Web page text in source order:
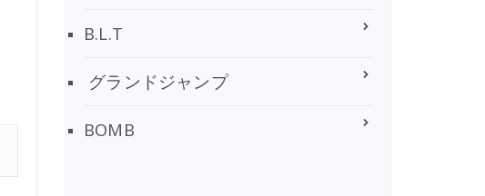
B.L.T
グランドジャンプ
BOMB